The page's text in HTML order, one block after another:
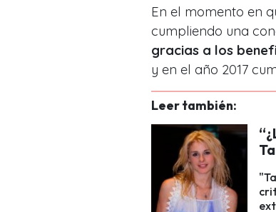
En el momento en
cumpliendo una
gracias a los
y en el año 2017
Leer también: